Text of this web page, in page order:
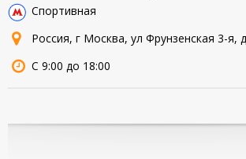
Спортивная
Россия, г Москва, ул Фрунзенская 3-я,
С 9:00 до 18:00